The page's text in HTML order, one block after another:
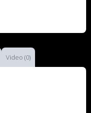
Video (0)